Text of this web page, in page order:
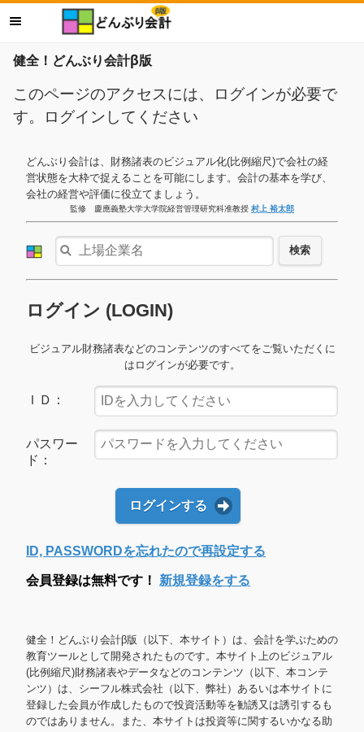
健全！どんぶり会計β版
このページのアクセスには、ログインが必要で
す。ログインしてください
どんぶり会計は、財務諸表のビジュアル化(比例縮尺)で会社の経
営状態を大枠で捉えることを可能にします。会計の基本を学び、
会社の経営や評価に役立てましょう。
監修 慶應義塾大学大学院経営管理研究科准教授 村上 裕太郎
検索
ログイン (LOGIN)
ビジュアル財務諸表などのコンテンツのすべてをご覧いただくに
はログインが必要です。
ＩＤ：
パスワー
ド：
ログインする
ID, PASSWORDを忘れたので再設定する
会員登録は無料です！ 新規登録をする
健全！どんぶり会計β版（以下、本サイト）は、会計を学ぶための
教育ツールとして開発されたものです。本サイト上のビジュアル
(比例縮尺)財務諸表やデータなどのコンテンツ（以下、本コンテ
ンツ）は、シーフル株式会社（以下、弊社）あるいは本サイトに
登録した会員が作成したもので投資活動等を勧誘又は誘引するも
のではありません。また、本サイトは投資等に関するいかなる助